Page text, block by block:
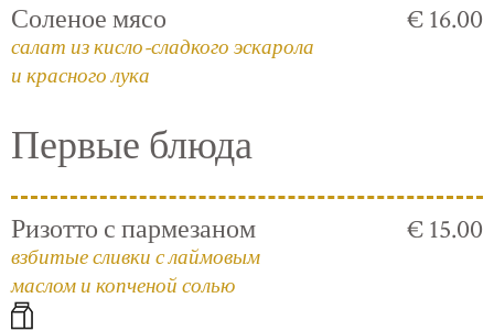
Соленое мясо
салат из кисло-сладкого эскарола
и красного лука
€ 16.00
Первые блюда
Ризотто с пармезаном
взбитые сливки с лаймовым
маслом и копченой солью
€ 15.00